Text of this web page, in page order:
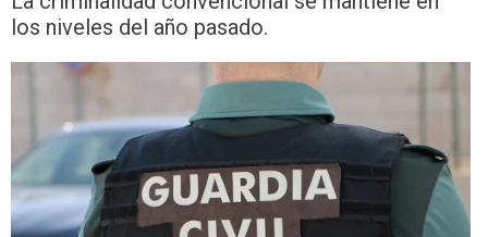
los niveles del año pasado.